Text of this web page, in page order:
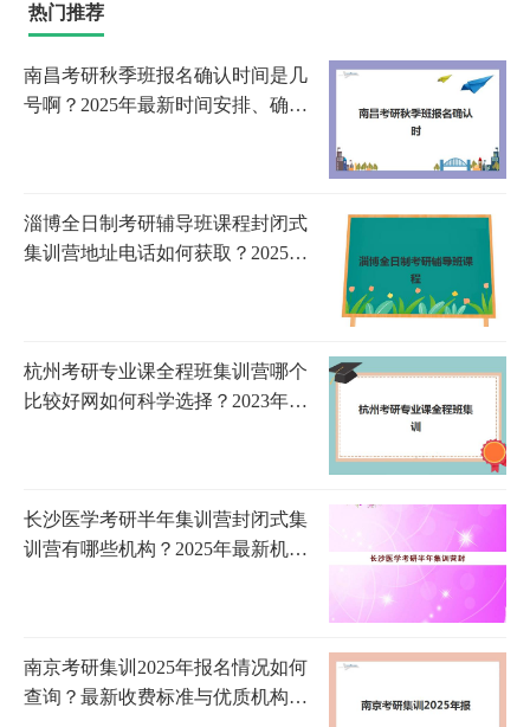
热门推荐
南昌考研秋季班报名确认时间是几
号啊？2025年最新时间安排、确认
淄博全日制考研辅导班课程封闭式
集训营地址电话如何获取？2025年
杭州考研专业课全程班集训营哪个
比较好网如何科学选择？2023年权
长沙医学考研半年集训营封闭式集
训营有哪些机构？2025年最新机构
南京考研集训2025年报名情况如何
查询？最新收费标准与优质机构选